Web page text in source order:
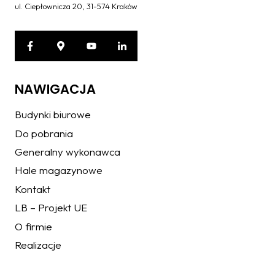
ul. Ciepłownicza 20, 31-574 Kraków
NAWIGACJA
Budynki biurowe
Do pobrania
Generalny wykonawca
Hale magazynowe
Kontakt
LB – Projekt UE
O firmie
Realizacje